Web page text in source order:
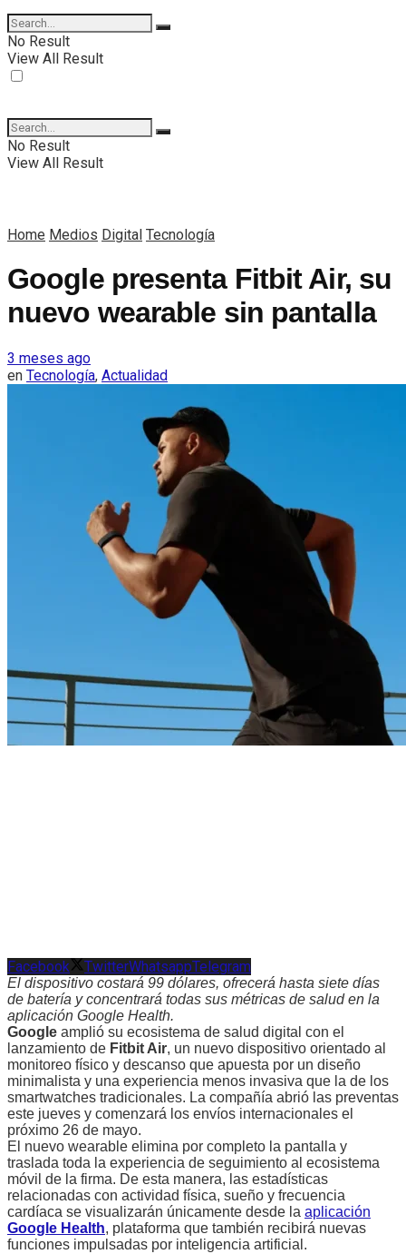
No Result
View All Result
No Result
View All Result
Home Medios Digital Tecnología
Google presenta Fitbit Air, su
nuevo wearable sin pantalla
3 meses ago
en Tecnología, Actualidad
Facebook TwitterWhatsappTelegram
El dispositivo costará 99 dólares, ofrecerá hasta siete días
de batería y concentrará todas sus métricas de salud en la
aplicación Google Health.
Google amplió su ecosistema de salud digital con el
lanzamiento de Fitbit Air, un nuevo dispositivo orientado al
monitoreo físico y descanso que apuesta por un diseño
minimalista y una experiencia menos invasiva que la de los
smartwatches tradicionales. La compañía abrió las preventas
este jueves y comenzará los envíos internacionales el
próximo 26 de mayo.
El nuevo wearable elimina por completo la pantalla y
traslada toda la experiencia de seguimiento al ecosistema
móvil de la firma. De esta manera, las estadísticas
relacionadas con actividad física, sueño y frecuencia
cardíaca se visualizarán únicamente desde la aplicación
Google Health, plataforma que también recibirá nuevas
funciones impulsadas por inteligencia artificial.